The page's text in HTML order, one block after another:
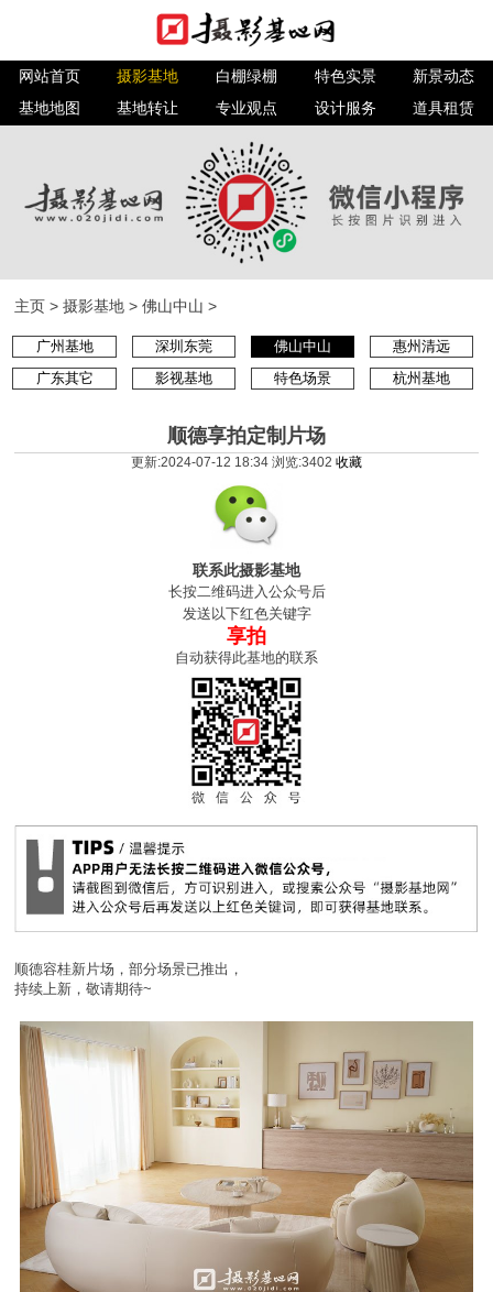
网站首页 摄影基地 白棚绿棚 特色实景
新景动态
基地地图
基地转让 专业观点 设计服务 道具租赁
主页 >摄影基地 >佛山中山 >
广州基地 深圳东莞 佛山中山
惠州清远
广东其它
影视基地 特色场景 杭州基地
顺德享拍定制片场
更新:2024-07-12 18:34 浏览:3402 收藏
联系此摄影基地
长按二维码进入公众号后
发送以下红色关键字
享拍
自动获得此基地的联系
顺德容桂新片场，部分场景已推出，
持续上新，敬请期待~